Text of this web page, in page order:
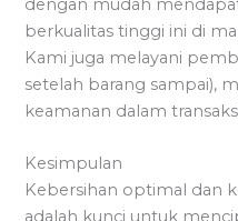
dengan mudah
berkualitas tinggi ini di
Kami juga melayani
setelah barang sampai),
keamanan dalam
Kesimpulan
Kebersihan optimal dan
adalah kunci untuk